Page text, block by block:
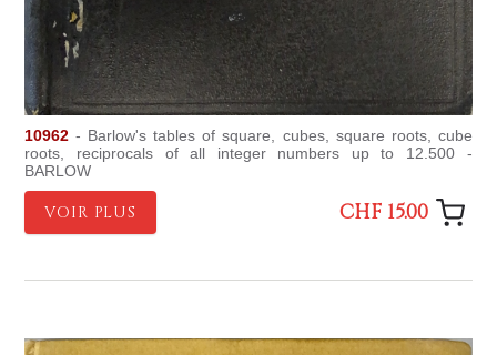
10962 - Barlow's tables of square, cubes, square roots, cube
roots, reciprocals of all integer numbers up to 12.500 -
BARLOW
VOIR PLUS CHF 15.00